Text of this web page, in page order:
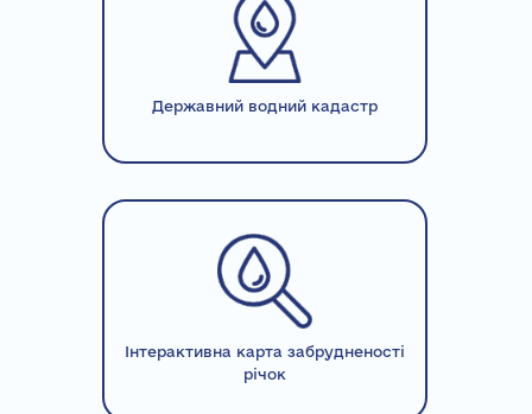
Державний водний кадастр
Інтерактивна карта забрудненості
річок